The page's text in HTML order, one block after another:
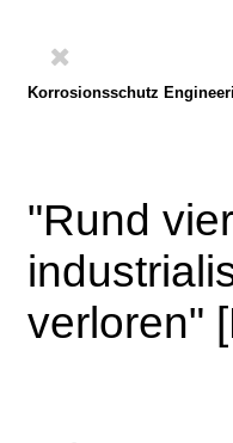
Korrosionsschutz
"Rund
verloren"